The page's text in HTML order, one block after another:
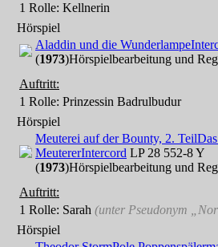
1 Rolle: Kellnerin
Hörspiel
Aladdin und die Wunderlampe
(1973)Hörspielbearbeitung und
Auftritt:
1 Rolle: Prinzessin Badrulbudur
Hörspiel
Meuterei auf der Bounty, 2. Teil
MeutererIntercord LP 28 552-8 Y
(1973)Hörspielbearbeitung und
Auftritt:
1 Rolle: Sarah (unter Pseudonym
Hörspiel